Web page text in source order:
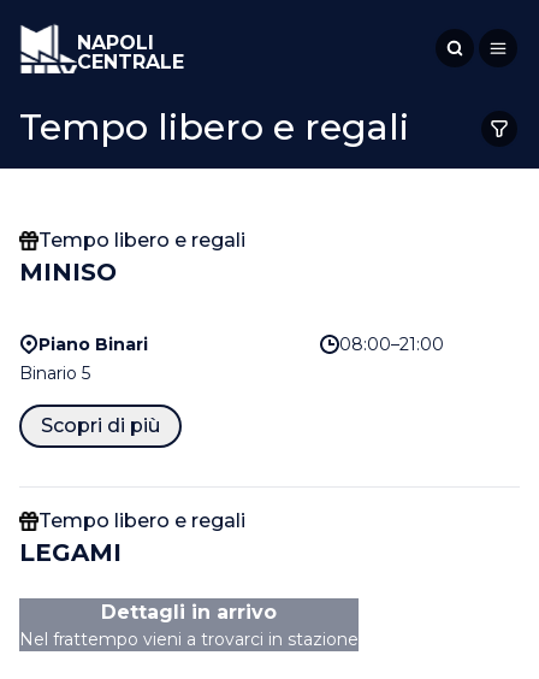
NAPOLI
CENTRALE
Tempo libero e regali
Tempo libero e regali
MINISO
Piano Binari
08:00–21:00
Binario 5
Scopri di più
Tempo libero e regali
LEGAMI
Dettagli in arrivo
Nel frattempo vieni a trovarci in stazione